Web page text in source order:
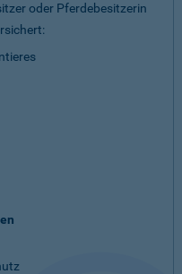
oder Pferdebesitzerin